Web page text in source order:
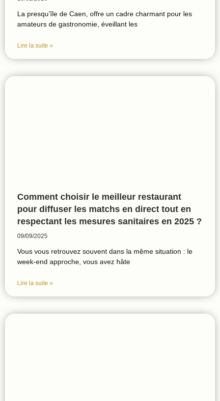
La presqu’île de Caen, offre un cadre charmant pour les
amateurs de gastronomie, éveillant les
Lire la suite »
Comment choisir le meilleur restaurant
pour diffuser les matchs en direct tout en
respectant les mesures sanitaires en 2025 ?
09/09/2025
Vous vous retrouvez souvent dans la même situation : le
week-end approche, vous avez hâte
Lire la suite »